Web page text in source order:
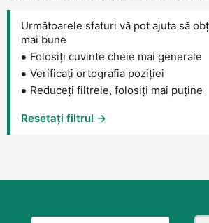
Următoarele sfaturi vă pot ajuta să
mai bune
Folosiți cuvinte cheie mai generale
Verificați ortografia poziției
Reduceți filtrele, folosiți mai puține
Resetați filtrul →